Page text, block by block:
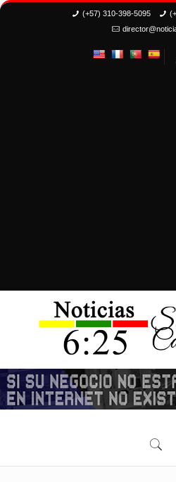
(+57) 310-398-5095